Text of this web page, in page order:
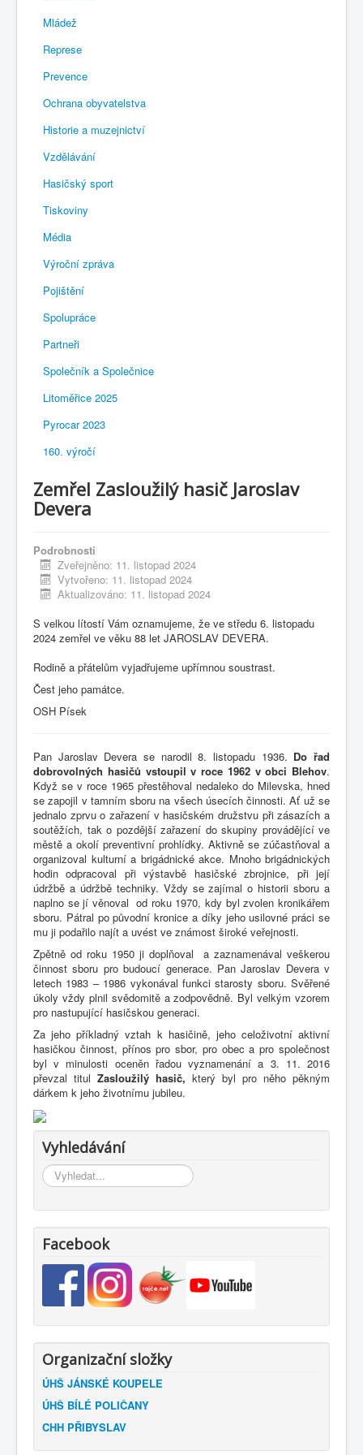
Mládež
Represe
Prevence
Ochrana obyvatelstva
Historie a muzejnictví
Vzdělávání
Hasičský sport
Tiskoviny
Média
Výroční zpráva
Pojištění
Spolupráce
Partneři
Společník a Společnice
Litoměřice 2025
Pyrocar 2023
160. výročí
Zemřel Zasloužilý hasič Jaroslav
Devera
Podrobnosti
Zveřejněno: 11. listopad 2024
Vytvořeno: 11. listopad 2024
Aktualizováno: 11. listopad 2024
S velkou lítostí Vám oznamujeme, že ve středu 6. listopadu
2024 zemřel ve věku 88 let JAROSLAV DEVERA.
Rodině a přátelům vyjadřujeme upřímnou soustrast.
Čest jeho památce.
OSH Písek
Pan Jaroslav Devera se narodil 8. listopadu 1936. Do řad
dobrovolných hasičů vstoupil v roce 1962 v obci Blehov.
Když se v roce 1965 přestěhoval nedaleko do Milevska, hned
se zapojil v tamním sboru na všech úsecích činnosti. Ať už se
jednalo zprvu o zařazení v hasičském družstvu při zásazích a
soutěžích, tak o pozdější zařazení do skupiny provádějící ve
městě a okolí preventivní prohlídky. Aktivně se zúčastňoval a
organizoval kulturní a brigádnické akce. Mnoho brigádnických
hodin odpracoval při výstavbě hasičské zbrojnice, při její
údržbě a údržbě techniky. Vždy se zajímal o historii sboru a
naplno se jí věnoval od roku 1970, kdy byl zvolen kronikářem
sboru. Pátral po původní kronice a díky jeho usilovné práci se
mu ji podařilo najít a uvést ve známost široké veřejnosti.
Zpětně od roku 1950 ji doplňoval a zaznamenával veškerou
činnost sboru pro budoucí generace. Pan Jaroslav Devera v
letech 1983 – 1986 vykonával funkci starosty sboru. Svěřené
úkoly vždy plnil svědomitě a zodpovědně. Byl velkým vzorem
pro nastupující hasičskou generaci.
Za jeho příkladný vztah k hasičině, jeho celoživotní aktivní
hasičkou činnost, přínos pro sbor, pro obec a pro společnost
byl v minulosti oceněn řadou vyznamenání a 3. 11. 2016
převzal titul Zasloužilý hasič, který byl pro něho pěkným
dárkem k jeho životnímu jubileu.
Vyhledávání
Vyhledávání...
Facebook
Organizační složky
ÚHŠ JÁNSKÉ KOUPELE
ÚHŠ BÍLÉ POLIČANY
CHH PŘIBYSLAV